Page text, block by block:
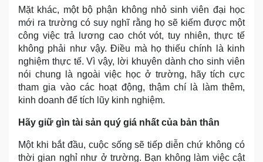
Mặt khác, một bộ phận không nhỏ sinh viên đại học
mới ra trường có suy nghĩ rằng họ sẽ kiếm được một
công việc trả lương cao chót vót, tuy nhiên, thực tế
không phải như vậy. Điều mà họ thiếu chính là kinh
nghiệm thực tế. Vì vậy, lời khuyên dành cho sinh viên
nói chung là ngoài việc học ở trường, hãy tích cực
tham gia vào các hoạt động, thậm chí là làm thêm,
kinh doanh để tích lũy kinh nghiệm.
Hãy giữ gìn tài sản quý giá nhất của bản thân
Một khi bắt đầu, cuộc sống sẽ tiếp diễn chứ không có
thời gian nghỉ như ở trường. Bạn không làm việc cật